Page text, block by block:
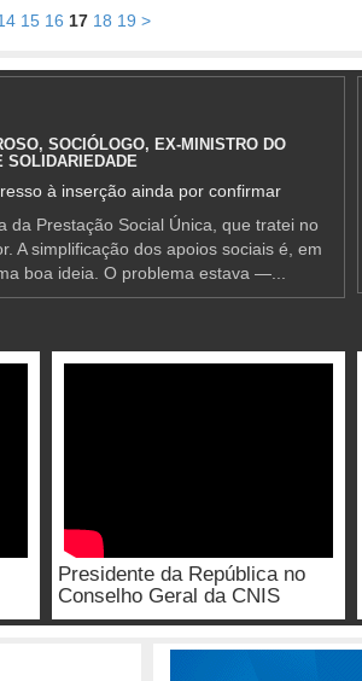
15 16 17 18 19 >
SOCIÓLOGO, EX-MINISTRO DO
SOLIDARIEDADE
à inserção ainda por confirmar
da Prestação Social Única, que tratei no
A simplificação dos apoios sociais é, em
boa ideia. O problema estava —...
Presidente da República no
Conselho Geral da CNIS